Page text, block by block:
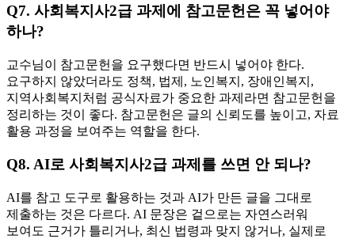
Q7. 사회복지사2급 과제에 참고문헌은 꼭 넣어야
하나?
교수님이 참고문헌을 요구했다면 반드시 넣어야 한다.
요구하지 않았더라도 정책, 법제, 노인복지, 장애인복지,
지역사회복지처럼 공식자료가 중요한 과제라면 참고문헌을
정리하는 것이 좋다. 참고문헌은 글의 신뢰도를 높이고, 자료
활용 과정을 보여주는 역할을 한다.
Q8. AI로 사회복지사2급 과제를 쓰면 안 되나?
AI를 참고 도구로 활용하는 것과 AI가 만든 글을 그대로
제출하는 것은 다르다. AI 문장은 겉으로는 자연스러워
보여도 근거가 틀리거나, 최신 법령과 맞지 않거나, 실제로